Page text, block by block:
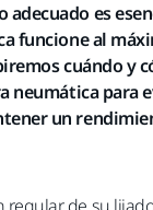
es
funcione al
cuándo y
neumática para
un